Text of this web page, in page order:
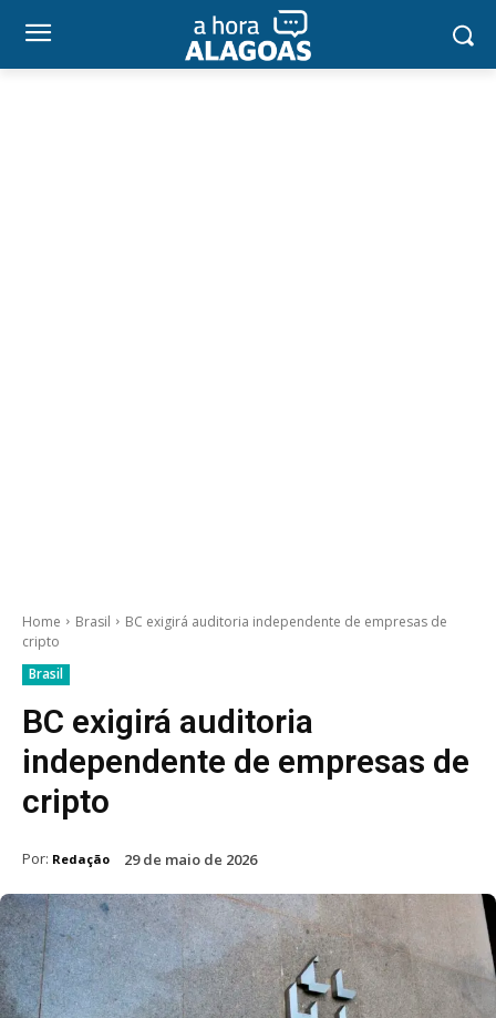
Home Brasil
BC exigirá auditoria independente de empresas de
cripto
Brasil
BC exigirá auditoria
independente de empresas de
cripto
Por: Redação 29 de maio de 2026